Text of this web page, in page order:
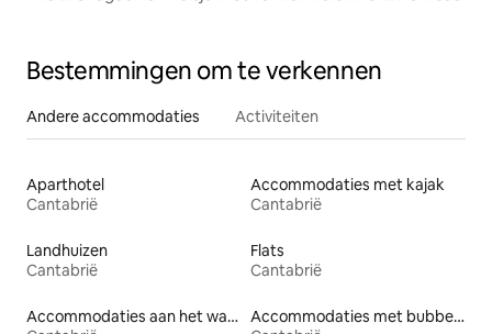
Bestemmingen om te verkennen
Andere accommodaties Activiteiten
Aparthotel
Cantabrië
Accommodaties met kajak
Cantabrië
Landhuizen
Cantabrië
Flats
Cantabrië
Accommodaties aan het water
Accommodaties met bubbelbad